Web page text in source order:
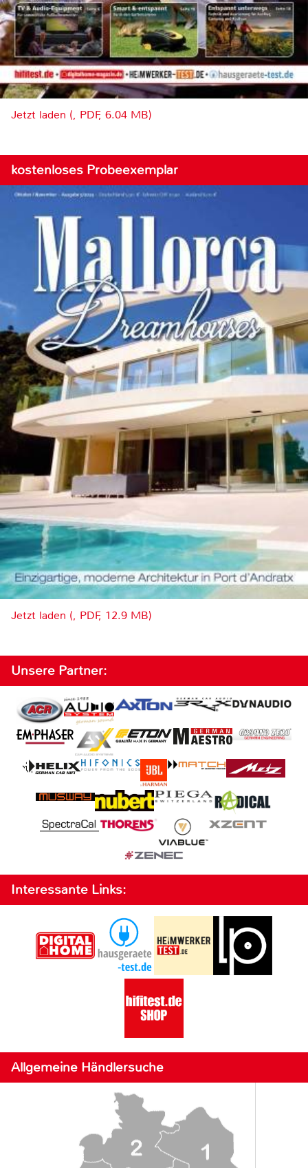
Jetzt laden (, PDF, 6.04 MB)
kostenloses Probeexemplar
Jetzt laden (, PDF, 12.9 MB)
Unsere Partner:
Interessante Links:
Allgemeine Händlersuche